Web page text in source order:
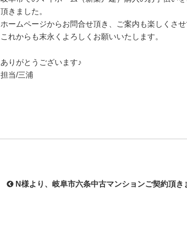
頂きました。
ホームページからお問合せ頂き、ご案内も楽しくさ
これからも末永くよろしくお願いいたします。
ありがとうございます♪
担当/三浦
N様より、岐阜市六条中古マンションご契約頂き